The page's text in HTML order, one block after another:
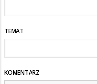
TEMAT
KOMENTARZ